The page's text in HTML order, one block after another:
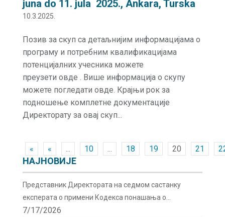
juna do 11. jula 2025., Ankara, Turska
10.3.2025.
Позив за скуп са детаљнијим информацијама о
програму и потребним квалификацијама
потенцијалних учесника можете
преузети овде . Више информација о скупу
можете погледати овде. Крајњи рок за
подношење комплетне документације
Директорату за овај скуп...
« « ... 10 ... 18 19 20 21
НАЈНОВИЈЕ
Представник Директората на седмом састанку
експерата о примени Кодекса понашања о
сигурности и безбедности радиоактивних извора у
7/17/2026